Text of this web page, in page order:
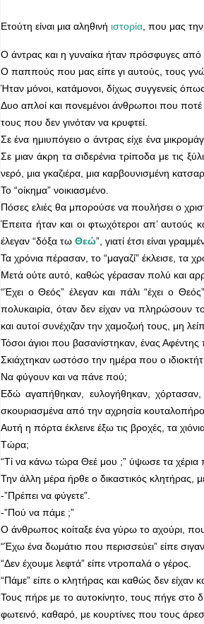
Ετούτη είναι μια αληθινή ιστορία , που μας
Ο άντρας και η γυναίκα ήταν πρόσφυγες από
Ο παππούς που μας είπε γι αυτούς, τους
Ήταν μόνοι, κατάμονοι, δίχως συγγενείς
Δυο απλοί και πονεμένοι άνθρωποι που ποτέ
τους που δεν γινόταν να κρυφτεί.
Σε ένα ημιυπόγειο ο άντρας είχε ένα
Σε μιαν άκρη τα σιδερένια τρίποδα με τις
νερό, μια γκαζιέρα, μια καρβουνισμένη
Το “οίκημα” νοικιασμένο.
Πόσες ελιές θα μπορούσε να πουλήσει ο
Έπειτα ήταν και οι φτωχότεροι απ’ αυτούς
έλεγαν “δόξα τω Θεώ”, γιατί έτσι είναι
Τα χρόνια πέρασαν, το “μαγαζί” έκλεισε, τα
Μετά ούτε αυτό, καθώς γέρασαν πολύ και
“Έχει ο Θεός” έλεγαν και πάλι “έχει ο
πολυκαιρία, όταν δεν είχαν να πληρώσουν
και αυτοί συνέχιζαν την χαμοζωή τους, μη
Τόσοι άγιοι που βασανίστηκαν, ένας
Σκιάχτηκαν ωστόσο την ημέρα που ο
Να φύγουν και να πάνε πού;
Εδώ αγαπήθηκαν, ευλογήθηκαν,
σκουριασμένα από την αχρησία
Αυτή η πόρτα έκλεινε έξω τις βροχές, τα
Τώρα;
“Τί να κάνω τώρα Θεέ μου ;” ύψωσε τα χέρια
Την άλλη μέρα ήρθε ο δικαστικός κλητήρας,
-”Πρέπει να φύγετε”.
-”Πού να πάμε ;”
Ο άνθρωπος κοίταξε ένα γύρω το αχούρι,
“Έχω ένα δωμάτιο που περισσεύει” είπε
“Δεν έχουμε λεφτά” είπε ντροπαλά ο γέρος.
“Πάμε” είπε ο κλητήρας και καθώς δεν είχαν
Τους πήρε με το αυτοκίνητο, τους πήγε στο
φωτεινό, καθαρό, με κουρτίνες που τους